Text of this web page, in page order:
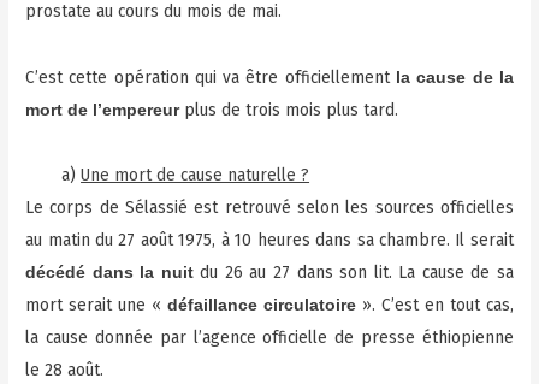
prostate au cours du mois de mai.
C’est cette opération qui va être officiellement la cause de la
mort de l’empereurplus de trois mois plus tard.
a)Une mort de cause naturelle ?
Le corps de Sélassié est retrouvé selon les sources officielles
au matin du 27 août 1975, à 10 heures dans sa chambre. Il serait
décédé dans la nuitdu 26 au 27 dans son lit. La cause de sa
mort serait une «défaillance circulatoire ». C’est en tout cas,
la cause donnée par l’agence officielle de presse éthiopienne
le 28 août.